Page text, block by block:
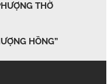
THỜ
HỒNG”